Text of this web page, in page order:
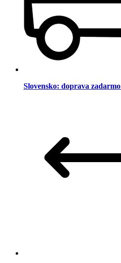
Slovensko: doprava zadarmo